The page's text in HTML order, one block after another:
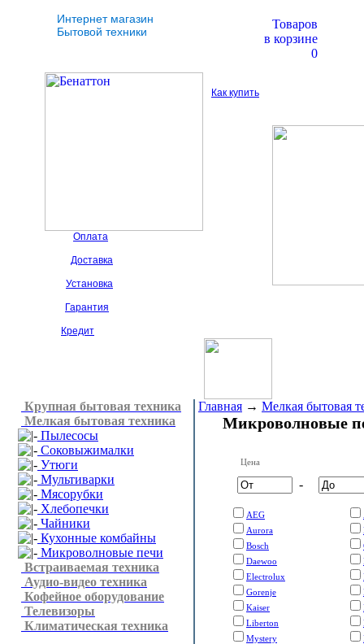
Интернет магазин
Бытовой техники
Товаров
в корзине
0
Как купить
Оплата
Доставка
Установка
Гарантия
Кредит
Крупная бытовая техника
Мелкая бытовая техника
Пылесосы
Соковыжималки
Утюги
Мультиварки
Мясорубки
Хлебопечки
Чайники
Кухонные комбайны
Микроволновые печи
Встраиваемая техника
Аудио-видео техника
Кофейное оборудование
Телевизоры
Климатическая техника
Главная → Мелкая бытовая
Микроволновые
Цена
-
AEG
Aurora
Bosch
Daewoo
Electrolux
Gorenje
Kaiser
Liberton
Mystery